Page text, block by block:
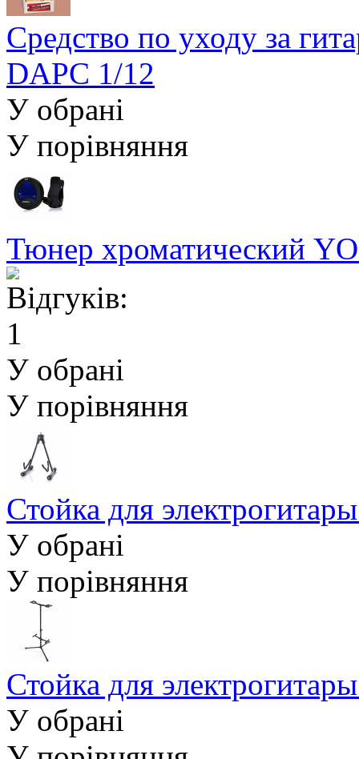
Средство по уходу за
DAPC 1/12
У обрані
У порівняння
Тюнер хроматический
У обрані
У порівняння
Стойка для
У обрані
У порівняння
Стойка для
У обрані